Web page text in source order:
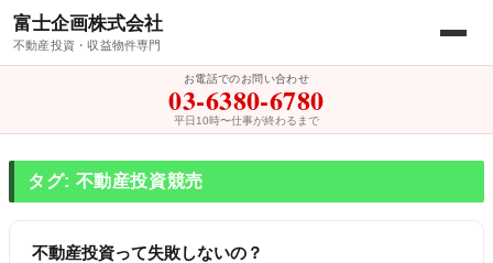
富士企画株式会社
不動産投資・収益物件専門
お電話でのお問い合わせ
03-6380-6780
平日10時〜仕事が終わるまで
タグ: 不動産投資競売
不動産投資って失敗しないの？